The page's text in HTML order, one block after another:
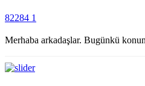
82284 1
Merhaba arkadaşlar. Bugünkü